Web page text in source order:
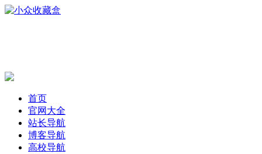
首页
官网大全
站长导航
博客导航
高校导航